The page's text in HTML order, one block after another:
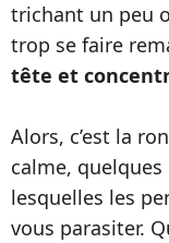
trichant un peu
trop se faire
tête et
Alors, c’est la
calme,
lesquelles les
vous parasiter.